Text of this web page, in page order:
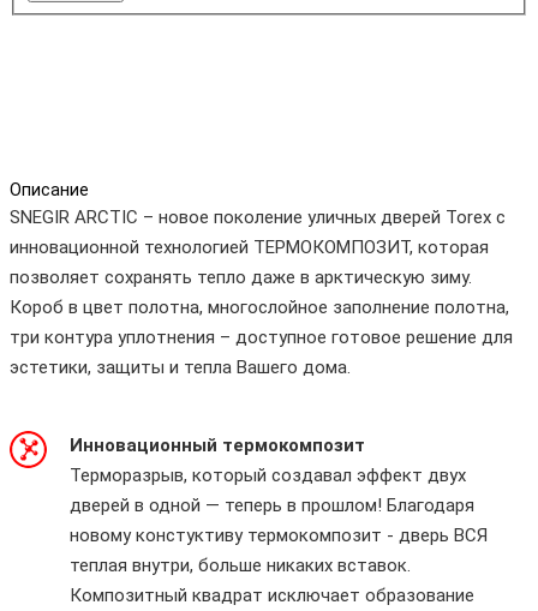
Описание
SNEGIR ARCTIC – новое поколение уличных дверей Torex с
инновационной технологией ТЕРМОКОМПОЗИТ, которая
позволяет сохранять тепло даже в арктическую зиму.
Короб в цвет полотна, многослойное заполнение полотна,
три контура уплотнения – доступное готовое решение для
эстетики, защиты и тепла Вашего дома.
Инновационный термокомпозит
Терморазрыв, который создавал эффект двух
дверей в одной — теперь в прошлом! Благодаря
новому констуктиву термокомпозит - дверь ВСЯ
теплая внутри, больше никаких вставок.
Композитный квадрат исключает образование